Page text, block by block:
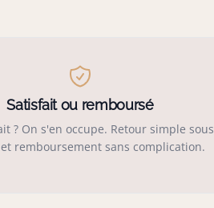
Satisfait ou remboursé
? On s'en occupe. Retour simple sous
remboursement sans complication.